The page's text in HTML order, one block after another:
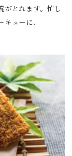
がとれます。忙し
ューに、